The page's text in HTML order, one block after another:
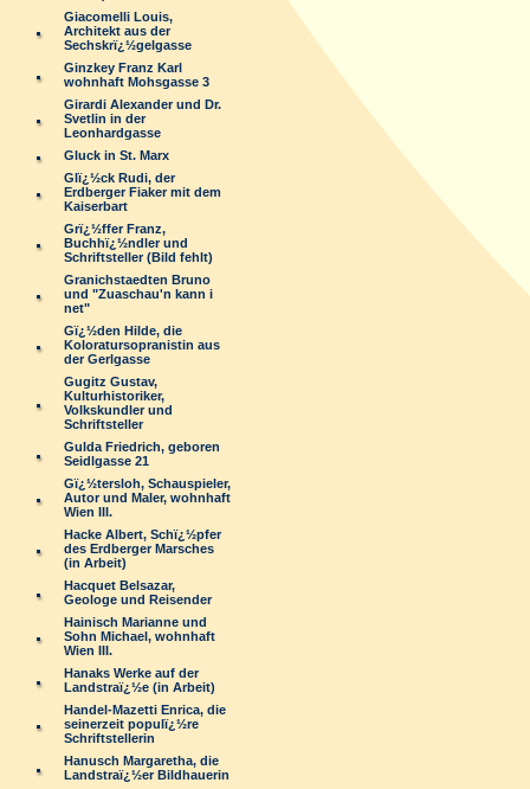
Giacomelli Louis,
Architekt aus der
Sechskrï¿½gelgasse
Ginzkey Franz Karl
wohnhaft Mohsgasse 3
Girardi Alexander und Dr.
Svetlin in der
Leonhardgasse
Gluck in St. Marx
Glï¿½ck Rudi, der
Erdberger Fiaker mit dem
Kaiserbart
Grï¿½ffer Franz,
Buchhï¿½ndler und
Schriftsteller (Bild fehlt)
Granichstaedten Bruno
und "Zuaschau'n kann i
net"
Gï¿½den Hilde, die
Koloratursopranistin aus
der Gerlgasse
Gugitz Gustav,
Kulturhistoriker,
Volkskundler und
Schriftsteller
Gulda Friedrich, geboren
Seidlgasse 21
Gï¿½tersloh, Schauspieler,
Autor und Maler, wohnhaft
Wien III.
Hacke Albert, Schï¿½pfer
des Erdberger Marsches
(in Arbeit)
Hacquet Belsazar,
Geologe und Reisender
Hainisch Marianne und
Sohn Michael, wohnhaft
Wien III.
Hanaks Werke auf der
Landstraï¿½e (in Arbeit)
Handel-Mazetti Enrica, die
seinerzeit populï¿½re
Schriftstellerin
Hanusch Margaretha, die
Landstraï¿½er Bildhauerin